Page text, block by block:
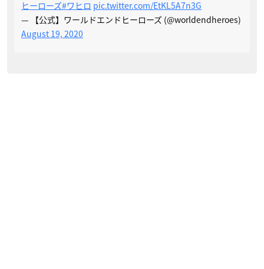
ヒーローズ#ワヒロ pic.twitter.com/EtKL5A7n3G
— 【公式】ワールドエンドヒーローズ (@worldendheroes)
August 19, 2020